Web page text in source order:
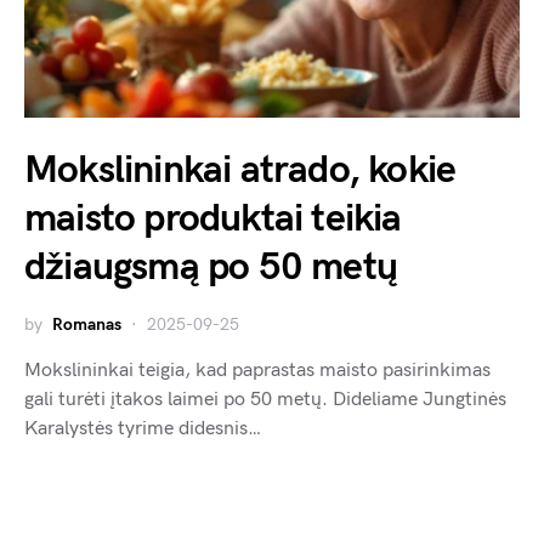
Mokslininkai atrado, kokie
maisto produktai teikia
džiaugsmą po 50 metų
by Romanas 2025-09-25
Mokslininkai teigia, kad paprastas maisto pasirinkimas
gali turėti įtakos laimei po 50 metų. Dideliame Jungtinės
Karalystės tyrime didesnis…